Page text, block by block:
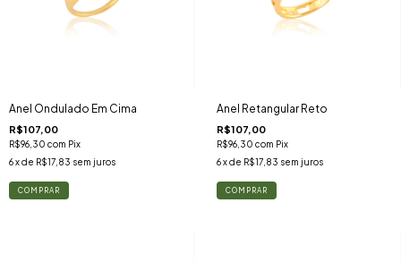
Anel Ondulado Em Cima
R$107,00
R$96,30 com Pix
6x de R$17,83 sem juros
COMPRAR
Anel Retangular Reto
R$107,00
R$96,30 com Pix
6 x de R$17,83 sem juros
COMPRAR